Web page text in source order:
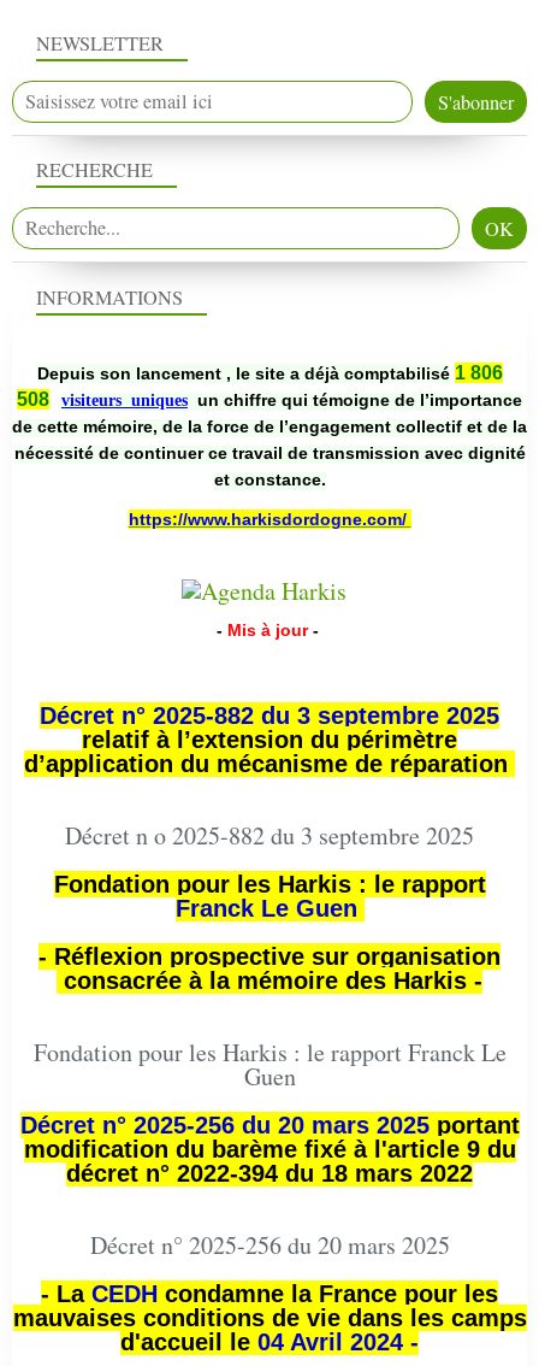
NEWSLETTER
RECHERCHE
INFORMATIONS
Depuis son lancement , le site a déjà comptabilisé 1 806
508
visiteurs uniques un chiffre qui témoigne de l’importance
de cette mémoire, de la force de l’engagement collectif et de la
nécessité de continuer ce travail de transmission avec dignité
et constance.
https://www.harkisdordogne.com/
- Mis à jour -
Décret n° 2025-882 du 3 septembre 2025
relatif à l’extension du périmètre
d’application du mécanisme de réparation
Décret n o 2025-882 du 3 septembre 2025
Fondation pour les Harkis : le rapport
Franck Le Guen
- Réflexion prospective sur organisation
consacrée à la mémoire des Harkis -
Fondation pour les Harkis : le rapport Franck Le
Guen
Décret n° 2025-256 du 20 mars 2025portant
modification du barème fixé à l'article 9 du
décret n° 2022-394 du 18 mars 2022
Décret n° 2025-256 du 20 mars 2025
- La CEDH condamne la France pour les
mauvaises conditions de vie dans les camps
d'accueil le 04 Avril 2024 -